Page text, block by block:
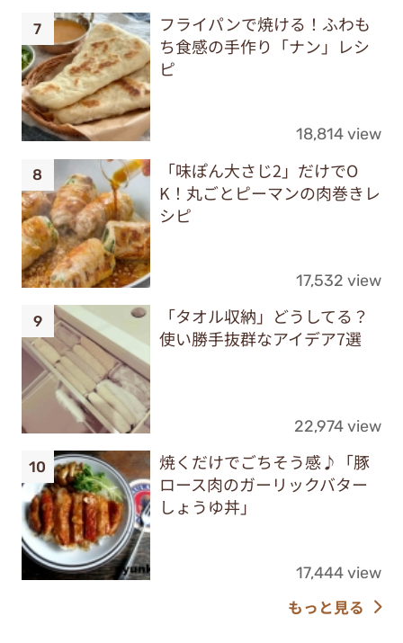
フライパンで焼ける！ふわも
ち食感の手作り「ナン」レシ
ピ
18,814 view
「味ぽん大さじ2」だけでO
K！丸ごとピーマンの肉巻きレ
シピ
17,532 view
「タオル収納」どうしてる？
使い勝手抜群なアイデア7選
22,974 view
焼くだけでごちそう感♪「豚
ロース肉のガーリックバター
しょうゆ丼」
17,444 view
もっと見る